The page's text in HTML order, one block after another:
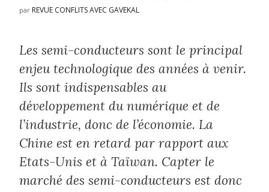
par REVUE CONFLITS AVEC GAVEKAL
Les semi-conducteurs sont le principal
enjeu technologique des années à venir.
Ils sont indispensables au
développement du numérique et de
l’industrie, donc de l’économie. La
Chine est en retard par rapport aux
Etats-Unis et à Taïwan. Capter le
marché des semi-conducteurs est donc